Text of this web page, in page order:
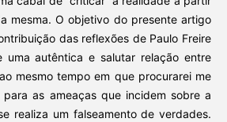
mesma. O objetivo do presente artigo
das reflexões de Paulo Freire
uma autêntica e salutar relação entre
mesmo tempo em que procurarei me
as ameaças que incidem sobre a
realiza um falseamento de verdades.